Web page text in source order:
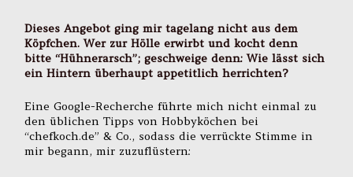
Dieses Angebot ging mir tagelang nicht aus dem
Köpfchen. Wer zur Hölle erwirbt und kocht denn
bitte “Hühnerarsch”; geschweige denn: Wie lässt sich
ein Hintern überhaupt appetitlich herrichten?
Eine Google-Recherche führte mich nicht einmal zu
den üblichen Tipps von Hobbyköchen bei
“chefkoch.de” & Co., sodass die verrückte Stimme in
mir begann, mir zuzuflüstern: